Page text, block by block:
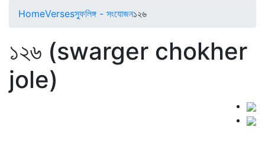
HomeVersesস্ফুলিঙ্গ - সংযোজন১২৬
১২৬ (swarger chokher
jole)